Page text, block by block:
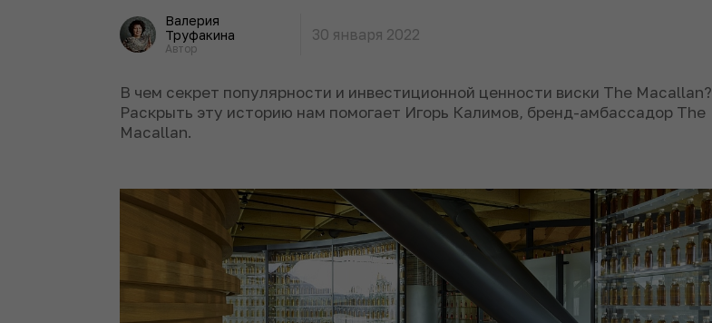
Валерия
Труфакина
Автор
30 января 2022
В чем секрет популярности и инвестиционной ценности виски The Macallan?
Раскрыть эту историю нам помогает Игорь Калимов, бренд-амбассадор The
Macallan.